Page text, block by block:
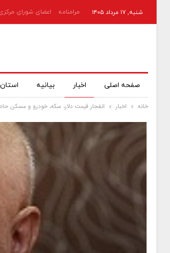
شنبه, ۱۷ مرداد ۱۴۰۵ مرامنامه اعضای شورای
صفحه اصلی اخبار بیانیه
خانه اخبار انفجار قیمت دلار، سکه، خودرو و مسکن